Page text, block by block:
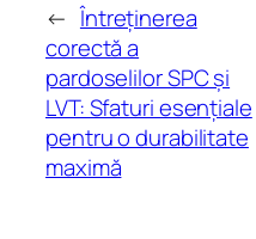
← Întreținerea
corectă a
pardoselilor SPC și
LVT: Sfaturi esențiale
pentru o durabilitate
maximă